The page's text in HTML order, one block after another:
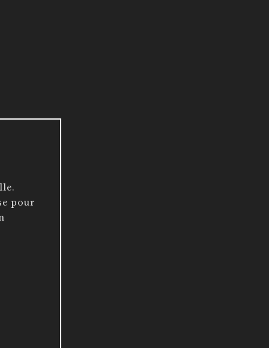
pour